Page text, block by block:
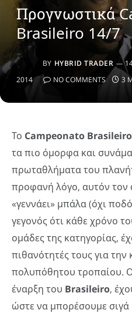
Προγνωστικά
Brasileiro 14/7
BY HYBRID TRADER
2014
NO COMMENTS 3
Το Campeonato Brasileiro
τα πιο όμορφα και
πρωταθλήματα του
προφανή λόγο, αυτόν
«γεννάει» μπάλα (όχι
γεγονός ότι κάθε χρόνο
ομάδες της κατηγορίας,
πιθανότητές τους για
πολυπόθητου τροπαίου.
έναρξη του Brasileiro,
ώστε να μπορέσουμε